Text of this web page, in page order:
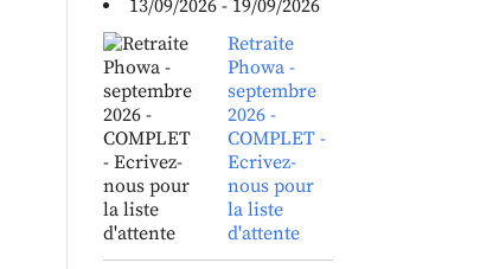
13/09/2026 - 19/09/2026
Retraite
Phowa -
septembre
2026 -
COMPLET -
Ecrivez-
nous pour
la liste
d'attente